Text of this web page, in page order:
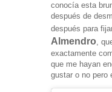
conocía esta
después de
después para
Almendro,
exactamente
que me hayan
gustar o no pero